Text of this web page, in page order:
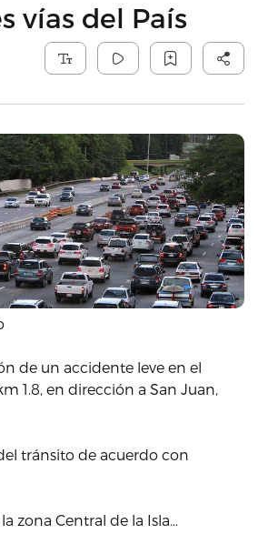
vías del País
de un accidente leve en el
1.8, en dirección a San Juan,
tránsito de acuerdo con
zona Central de la Isla…